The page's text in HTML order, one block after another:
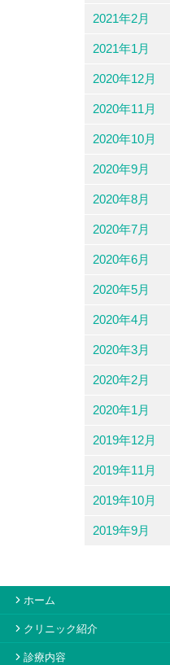
2021年2月
2021年1月
2020年12月
2020年11月
2020年10月
2020年9月
2020年8月
2020年7月
2020年6月
2020年5月
2020年4月
2020年3月
2020年2月
2020年1月
2019年12月
2019年11月
2019年10月
2019年9月
ホーム
クリニック紹介
診療内容